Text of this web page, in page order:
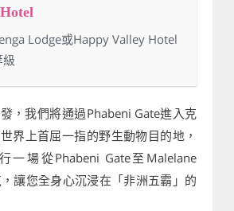
Lodge或Happy Valley Hotel
級
，我們將通過Phabeni Gate進入克
界上首屈一指的野生動物目的地，
一場從Phabeni Gate至Malelane
讓您全身心沉浸在「非洲五霸」的